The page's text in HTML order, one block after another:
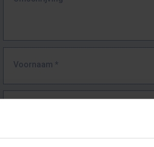
Voornaam *